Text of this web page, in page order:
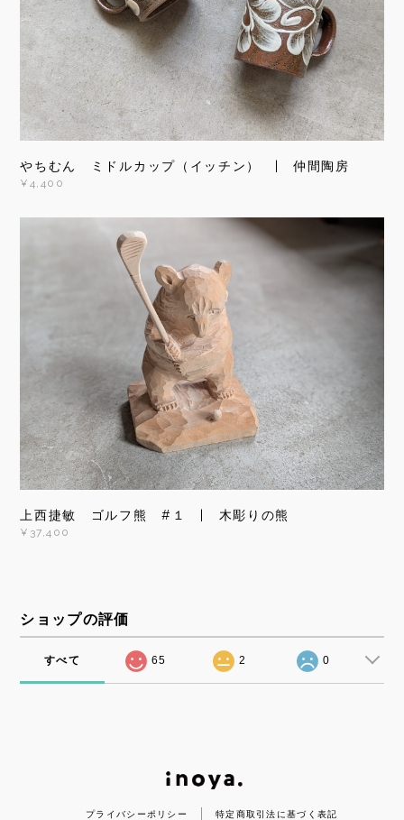
やちむん ミドルカップ（イッチン） | 仲間陶房
¥4,400
上西捷敏 ゴルフ熊 #１ | 木彫りの熊
¥37,400
ショップの評価
すべて 65 2 0
プライバシーポリシー 特定商取引法に基づく表記